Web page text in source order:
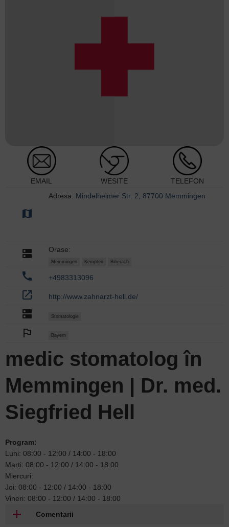
EMAIL WESITE TELEFON
map
Adresa: Mindelheimer Str. 2, 87700 Memmingen
dns Orase:
Memmingen Kempten Biberach
call +4983313096
open_in_new http://www.zahnarzt-hell.de/
dns Stomatologie
outlined_flag Bayern
medic stomatolog în
Memmingen | Dr. med.
Siegfried Hell
Program:
Luni: 08:00 - 12:00 / 14:00 - 18:00
Marți: 08:00 - 12:00 / 14:00 - 18:00
Miercuri:
Joi: 08:00 - 12:00 / 14:00 - 18:00
Vineri: 08:00 - 12:00 / 14:00 - 18:00
Comentarii